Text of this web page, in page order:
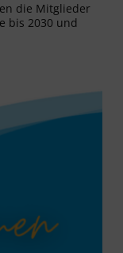
die Mitglieder
bis 2030 und